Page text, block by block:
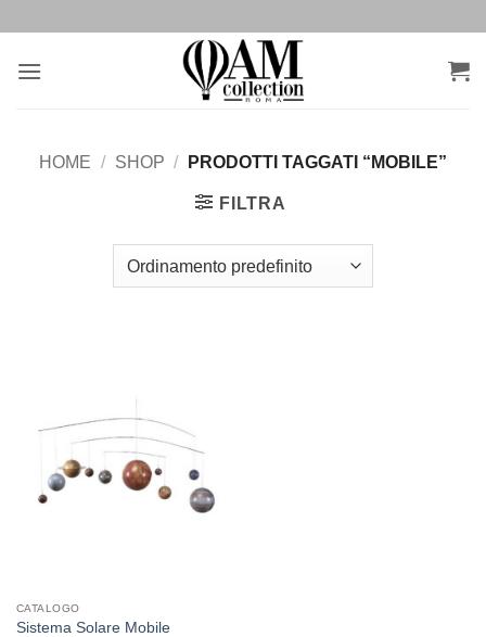
contenuti
HOME / SHOP / PRODOTTI TAGGATI “MOBILE”
FILTRA
CATALOGO
Sistema Solare Mobile